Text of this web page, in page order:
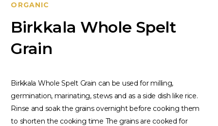
ORGANIC
Birkkala Whole Spelt
Grain
Birkkala Whole Spelt Grain can be used for milling,
germination, marinating, stews and as a side dish like rice.
Rinse and soak the grains overnight before cooking them
to shorten the cooking time The grains are cooked for